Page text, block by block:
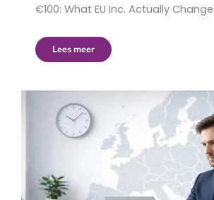
€100: What EU Inc. Actually
Lees meer